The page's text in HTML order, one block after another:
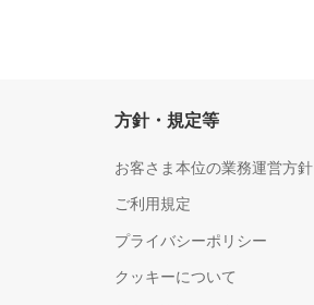
方針・規定等
お客さま本位の業務運営方針
ご利用規定
プライバシーポリシー
クッキーについて